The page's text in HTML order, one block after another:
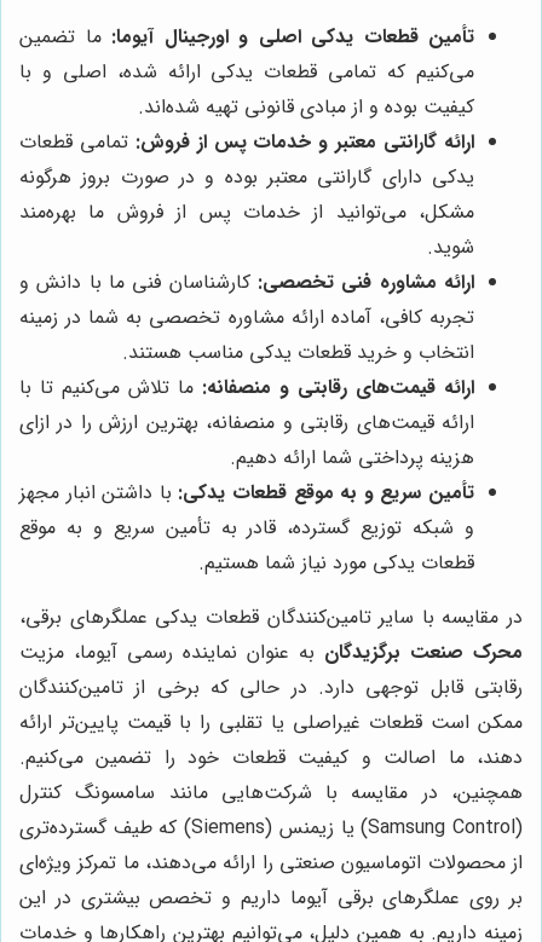
تأمین قطعات یدکی اصلی و اورجینال آیوما: ما تضمین
می‌کنیم که تمامی قطعات یدکی ارائه شده، اصلی و با
کیفیت بوده و از مبادی قانونی تهیه شده‌اند.
ارائه گارانتی معتبر و خدمات پس از فروش: تمامی قطعات
یدکی دارای گارانتی معتبر بوده و در صورت بروز هرگونه
مشکل، می‌توانید از خدمات پس از فروش ما بهره‌مند
شوید.
ارائه مشاوره فنی تخصصی: کارشناسان فنی ما با دانش و
تجربه کافی، آماده ارائه مشاوره تخصصی به شما در زمینه
انتخاب و خرید قطعات یدکی مناسب هستند.
ارائه قیمت‌های رقابتی و منصفانه: ما تلاش می‌کنیم تا با
ارائه قیمت‌های رقابتی و منصفانه، بهترین ارزش را در ازای
هزینه پرداختی شما ارائه دهیم.
تأمین سریع و به موقع قطعات یدکی: با داشتن انبار مجهز
و شبکه توزیع گسترده، قادر به تأمین سریع و به موقع
قطعات یدکی مورد نیاز شما هستیم.
در مقایسه با سایر تامین‌کنندگان قطعات یدکی عملگرهای برقی،
محرک صنعت برگزیدگان به عنوان نماینده رسمی آیوما، مزیت
رقابتی قابل توجهی دارد. در حالی که برخی از تامین‌کنندگان
ممکن است قطعات غیراصلی یا تقلبی را با قیمت پایین‌تر ارائه
دهند، ما اصالت و کیفیت قطعات خود را تضمین می‌کنیم.
همچنین، در مقایسه با شرکت‌هایی مانند سامسونگ کنترل
(Samsung Control) یا زیمنس (Siemens) که طیف گسترده‌تری
از محصولات اتوماسیون صنعتی را ارائه می‌دهند، ما تمرکز ویژه‌ای
بر روی عملگرهای برقی آیوما داریم و تخصص بیشتری در این
زمینه داریم. به همین دلیل، می‌توانیم بهترین راهکارها و خدمات